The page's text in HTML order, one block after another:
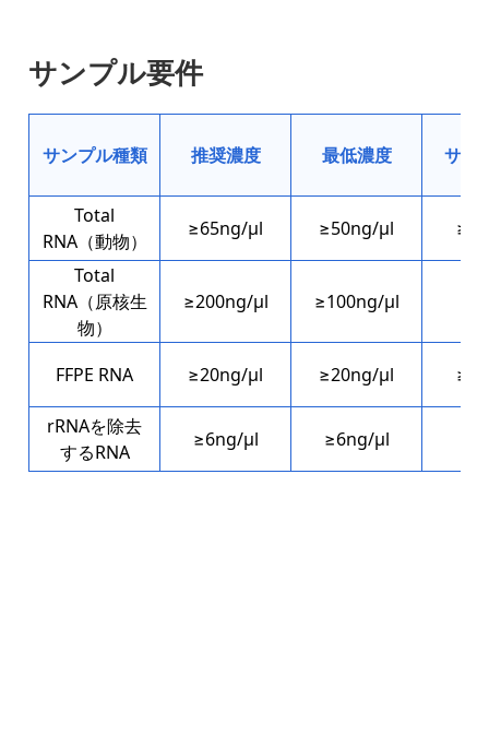
サンプル要件
サンプル種類 推奨濃度 最低濃度 サン
Total
RNA（動物）
≥65ng/μl ≥50ng/μl
Total
RNA（原核生
物）
≥200ng/μl ≥100ng/μl
FFPE RNA ≥20ng/μl ≥20ng/μl
rRNAを除去
するRNA
≥6ng/μl ≥6ng/μl